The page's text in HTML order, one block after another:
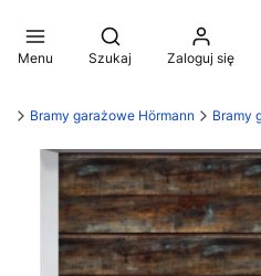
Menu
Otwórz wyszukiwarkę
Szukaj Zaloguj się
Bramy garażowe Hörmann